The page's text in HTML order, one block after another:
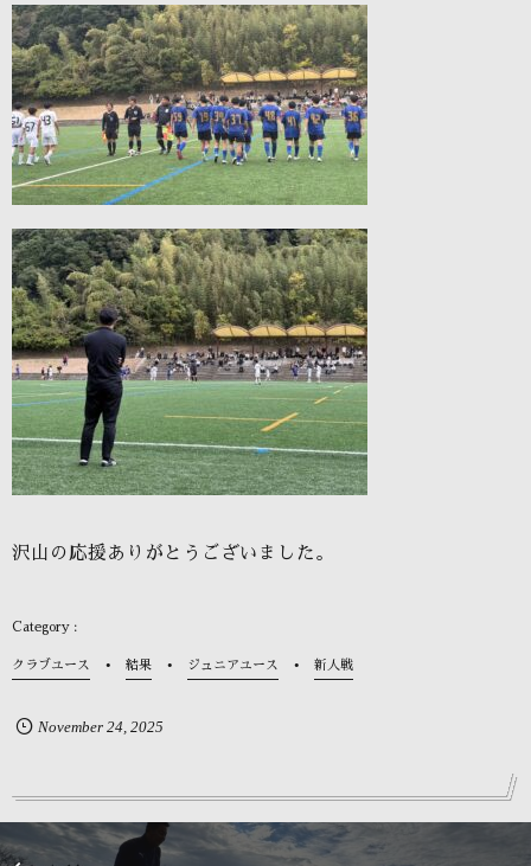
沢山の応援ありがとうございました。
クラブユース 結果 ジュニアユース 新人戦
November 24 2025